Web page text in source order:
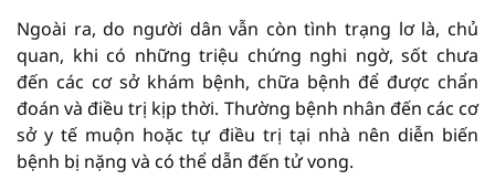
Ngoài ra, do người dân vẫn còn tình trạng lơ là, chủ
quan, khi có những triệu chứng nghi ngờ, sốt chưa
đến các cơ sở khám bệnh, chữa bệnh để được chẩn
đoán và điều trị kịp thời. Thường bệnh nhân đến các cơ
sở y tế muộn hoặc tự điều trị tại nhà nên diễn biến
bệnh bị nặng và có thể dẫn đến tử vong.